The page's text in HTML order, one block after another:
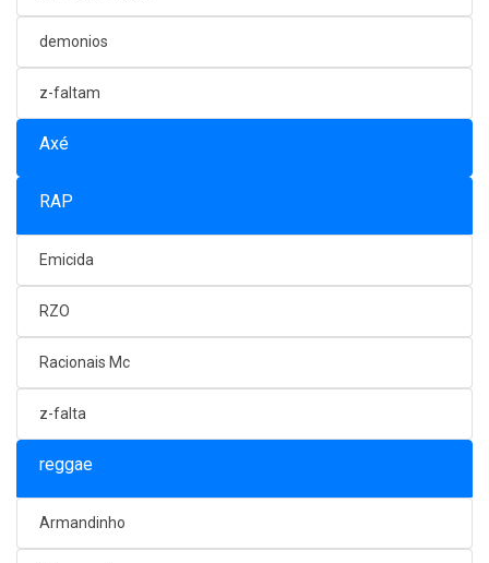
demonios
z-faltam
Axé
RAP
Emicida
RZO
Racionais Mc
z-falta
reggae
Armandinho